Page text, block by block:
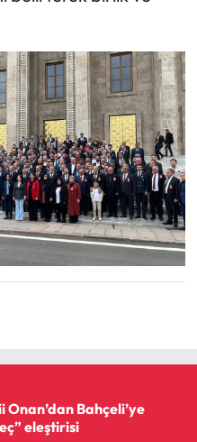
Onan’dan Bahçeli’ye
eleştirisi